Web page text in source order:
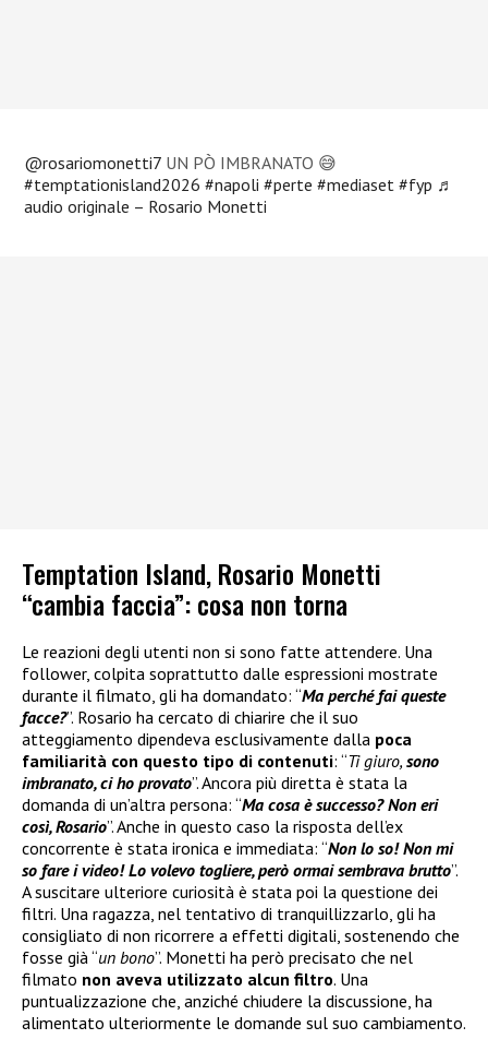
@rosariomonetti7 UN PÒ IMBRANATO 😅
#temptationisland2026 #napoli #perte #mediaset #fyp ♬
audio originale – Rosario Monetti
Temptation Island, Rosario Monetti
“cambia faccia”: cosa non torna
Le reazioni degli utenti non si sono fatte attendere. Una
follower, colpita soprattutto dalle espressioni mostrate
durante il filmato, gli ha domandato: “Ma perché fai queste
facce?”. Rosario ha cercato di chiarire che il suo
atteggiamento dipendeva esclusivamente dalla poca
familiarità con questo tipo di contenuti: “Ti giuro, sono
imbranato, ci ho provato”. Ancora più diretta è stata la
domanda di un’altra persona: “Ma cosa è successo? Non eri
così, Rosario”. Anche in questo caso la risposta dell’ex
concorrente è stata ironica e immediata: “Non lo so! Non mi
so fare i video! Lo volevo togliere, però ormai sembrava brutto”.
A suscitare ulteriore curiosità è stata poi la questione dei
filtri. Una ragazza, nel tentativo di tranquillizzarlo, gli ha
consigliato di non ricorrere a effetti digitali, sostenendo che
fosse già “un bono”. Monetti ha però precisato che nel
filmato non aveva utilizzato alcun filtro. Una
puntualizzazione che, anziché chiudere la discussione, ha
alimentato ulteriormente le domande sul suo cambiamento.